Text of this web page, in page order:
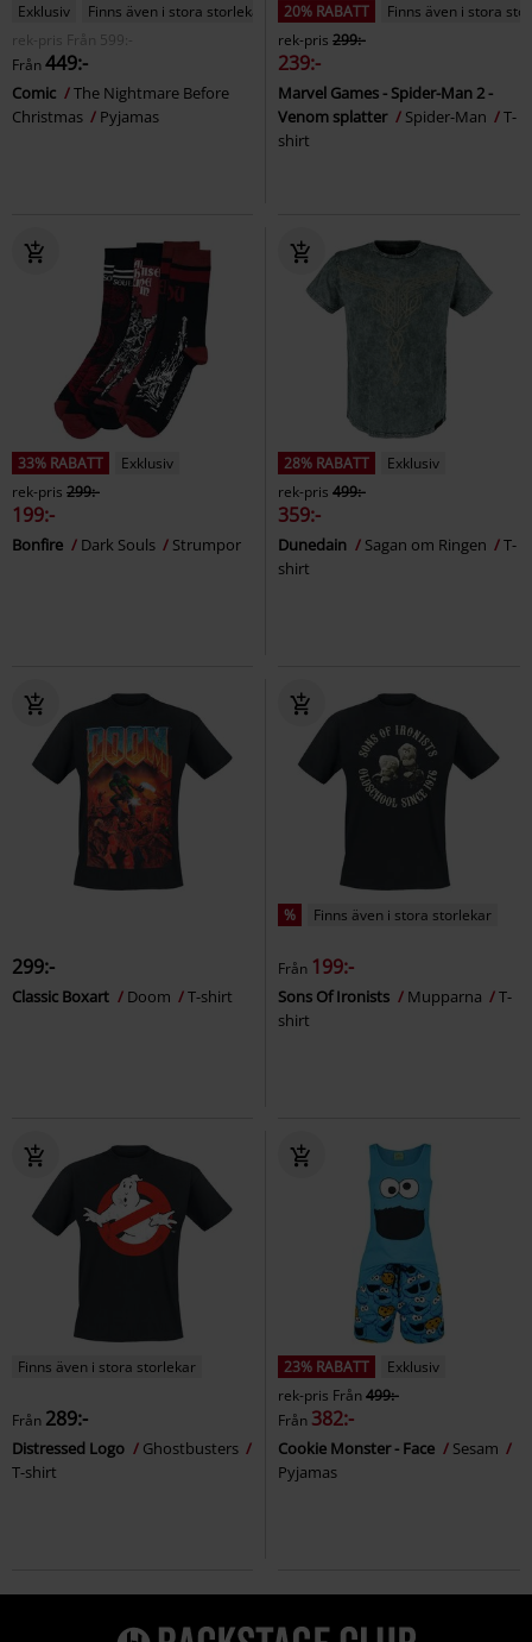
Exklusiv
Finns även i stora storlekar
rek-pris
Från
599:-
Från449:-
Comic
The Nightmare Before
Christmas
Pyjamas
20% RABATT
Finns även i stora
rek-pris 299:-
239:-
Marvel Games - Spider-Man 2 -
Venom splatter
Spider-Man
T-
shirt
33% RABATT
Exklusiv
rek-pris 299:-
199:-
Bonfire Dark Souls Strumpor
28% RABATT
Exklusiv
rek-pris 499:-
359:-
Dunedain Sagan om Ringen
T-
shirt
299:-
Classic Boxart Doom T-shirt
% Finns även i stora storlekar
Från 199:-
Sons Of Ironists Mupparna
T-
shirt
Finns även i stora storlekar
Från 289:-
Distressed Logo
Ghostbusters
T-shirt
23% RABATT
Exklusiv
rek-pris Från499:-
Från 382:-
Cookie Monster - Face
Sesam
Pyjamas